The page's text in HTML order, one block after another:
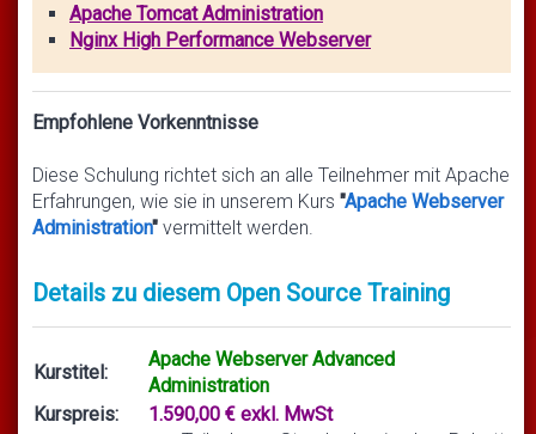
Apache Tomcat Administration
Nginx High Performance Webserver
Empfohlene Vorkenntnisse
Diese Schulung richtet sich an alle Teilnehmer mit Apache
Erfahrungen, wie sie in unserem Kurs "Apache Webserver
Administration" vermittelt werden.
Details zu diesem Open Source Training
Kurstitel:
Apache Webserver Advanced
Administration
Kurspreis:
1.590,00 € exkl. MwSt